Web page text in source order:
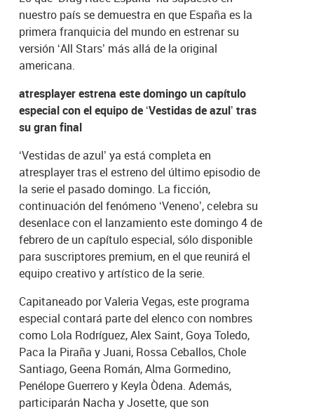
nuestro país se demuestra en que España es la
primera franquicia del mundo en estrenar su
versión ‘All Stars’ más allá de la original
americana.
atresplayer estrena este domingo un capítulo
especial con el equipo de ‘Vestidas de azul’ tras
su gran final
‘Vestidas de azul’ ya está completa en
atresplayer tras el estreno del último episodio de
la serie el pasado domingo. La ficción,
continuación del fenómeno ‘Veneno’, celebra su
desenlace con el lanzamiento este domingo 4 de
febrero de un capítulo especial, sólo disponible
para suscriptores premium, en el que reunirá el
equipo creativo y artístico de la serie.
Capitaneado por Valeria Vegas, este programa
especial contará parte del elenco con nombres
como Lola Rodríguez, Alex Saint, Goya Toledo,
Paca la Piraña y Juani, Rossa Ceballos, Chole
Santiago, Geena Román, Alma Gormedino,
Penélope Guerrero y Keyla Òdena. Además,
participarán Nacha y Josette, que son